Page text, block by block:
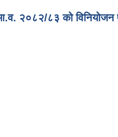
२०८२/८३ को विनियोजन